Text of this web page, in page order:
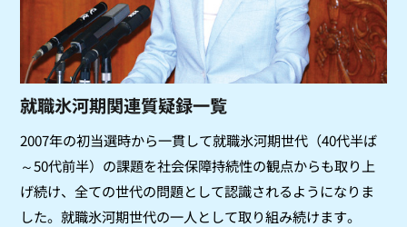
就職氷河期関連質疑録一覧
2007年の初当選時から一貫して就職氷河期世代（40代半ば
～50代前半）の課題を社会保障持続性の観点からも取り上
げ続け、全ての世代の問題として認識されるようになりま
した。就職氷河期世代の一人として取り組み続けます。